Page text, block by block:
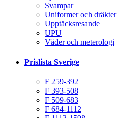
Svampar
Uniformer och dräkter
Upptäcksresande
UPU
Väder och meterologi
Prislista Sverige
F 259-392
F 393-508
F 509-683
F 684-1112